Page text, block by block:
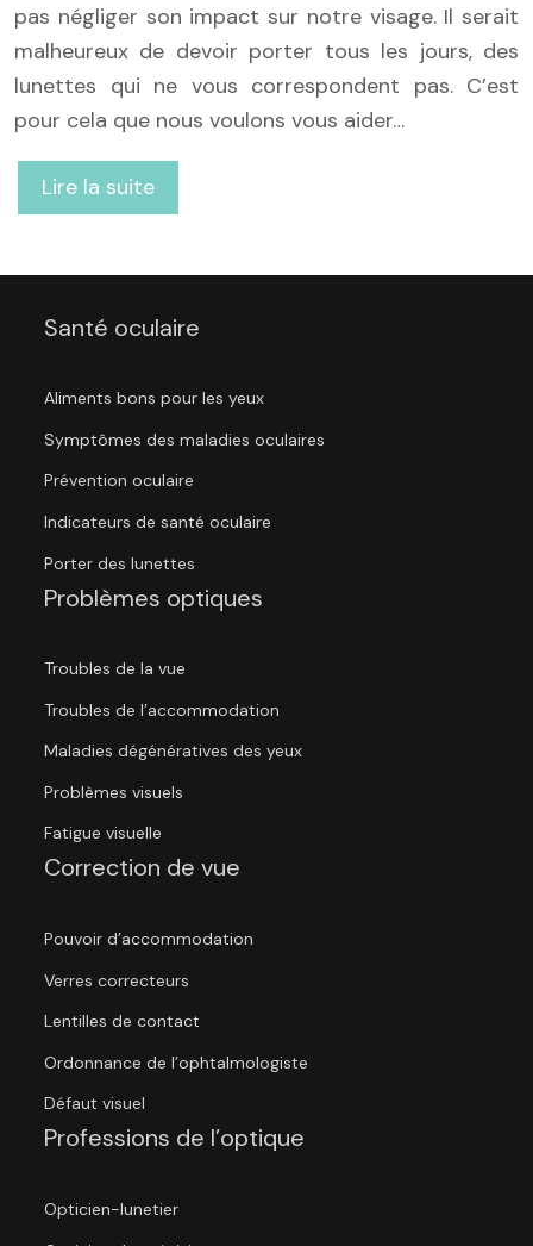
pas négliger son impact sur notre visage. Il serait
malheureux de devoir porter tous les jours, des
lunettes qui ne vous correspondent pas. C’est
pour cela que nous voulons vous aider…
Lire la suite
Santé oculaire
Aliments bons pour les yeux
Symptômes des maladies oculaires
Prévention oculaire
Indicateurs de santé oculaire
Porter des lunettes
Problèmes optiques
Troubles de la vue
Troubles de l’accommodation
Maladies dégénératives des yeux
Problèmes visuels
Fatigue visuelle
Correction de vue
Pouvoir d’accommodation
Verres correcteurs
Lentilles de contact
Ordonnance de l’ophtalmologiste
Défaut visuel
Professions de l’optique
Opticien-lunetier